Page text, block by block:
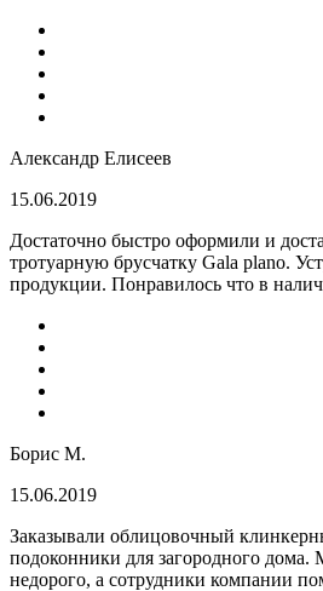
Александр Елисеев
15.06.2019
Достаточно быстро оформили и
тротуарную брусчатку Gala plano.
продукции. Понравилось что в
Борис М.
15.06.2019
Заказывали облицовочный
подоконники для загородного
недорого, а сотрудники компании